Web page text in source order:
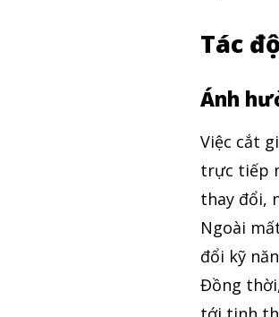
Tác
Ánh
Việc cắt
trực tiếp
thay đổi,
Ngoài
đổi kỹ
Đồng